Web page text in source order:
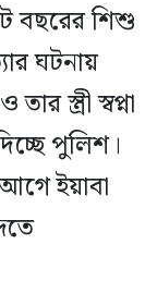
বছরের শিশু
ঘটনায়
স্ত্রী স্বপ্না
পুলিশ।
ইয়াবা